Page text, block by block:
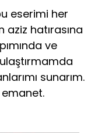
eserimi her
aziz hatırasına
ve
sunarım.